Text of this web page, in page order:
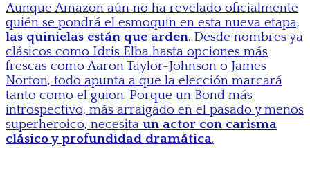
Aunque Amazon aún no ha revelado oficialmente
quién se pondrá el esmoquin en esta nueva etapa,
las quinielas están que arden. Desde nombres ya
clásicos como Idris Elba hasta opciones más
frescas como Aaron Taylor-Johnson o James
Norton, todo apunta a que la elección marcará
tanto como el guion. Porque un Bond más
introspectivo, más arraigado en el pasado y menos
superheroico, necesita un actor con carisma
clásico y profundidad dramática.